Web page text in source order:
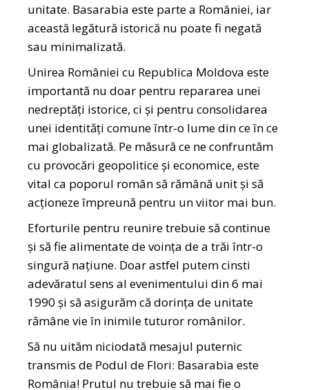
unitate. Basarabia este parte a României, iar
această legătură istorică nu poate fi negată
sau minimalizată.
Unirea României cu Republica Moldova este
importantă nu doar pentru repararea unei
nedreptăți istorice, ci și pentru consolidarea
unei identități comune într-o lume din ce în ce
mai globalizată. Pe măsură ce ne confruntăm
cu provocări geopolitice și economice, este
vital ca poporul român să rămână unit și să
acționeze împreună pentru un viitor mai bun.
Eforturile pentru reunire trebuie să continue
și să fie alimentate de voința de a trăi într-o
singură națiune. Doar astfel putem cinsti
adevăratul sens al evenimentului din 6 mai
1990 și să asigurăm că dorința de unitate
rămâne vie în inimile tuturor românilor.
Să nu uităm niciodată mesajul puternic
transmis de Podul de Flori: Basarabia este
România! Prutul nu trebuie să mai fie o